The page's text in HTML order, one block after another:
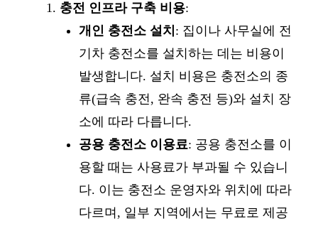
충전 인프라 구축 비용:
개인 충전소 설치 : 집이나 사무실에 전
기차 충전소를 설치하는 데는 비용이
발생합니다. 설치 비용은 충전소의 종
류(급속 충전, 완속 충전 등)와 설치 장
소에 따라 다릅니다.
공용 충전소 이용료: 공용 충전소를 이
용할 때는 사용료가 부과될 수 있습니
다. 이는 충전소 운영자와 위치에 따라
다르며, 일부 지역에서는 무료로 제공